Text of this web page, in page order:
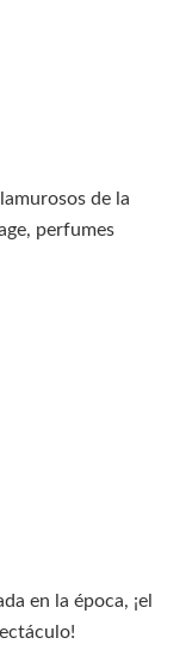
de la
perfumes
en la época, ¡el